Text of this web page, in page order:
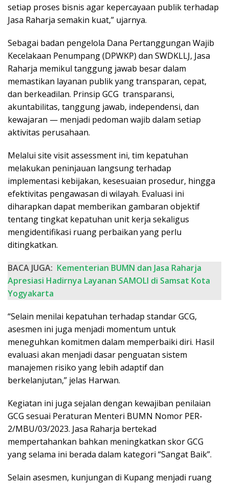
setiap proses bisnis agar kepercayaan publik terhadap
Jasa Raharja semakin kuat,” ujarnya.
Sebagai badan pengelola Dana Pertanggungan Wajib
Kecelakaan Penumpang (DPWKP) dan SWDKLLJ, Jasa
Raharja memikul tanggung jawab besar dalam
memastikan layanan publik yang transparan, cepat,
dan berkeadilan. Prinsip GCG transparansi,
akuntabilitas, tanggung jawab, independensi, dan
kewajaran — menjadi pedoman wajib dalam setiap
aktivitas perusahaan.
Melalui site visit assessment ini, tim kepatuhan
melakukan peninjauan langsung terhadap
implementasi kebijakan, kesesuaian prosedur, hingga
efektivitas pengawasan di wilayah. Evaluasi ini
diharapkan dapat memberikan gambaran objektif
tentang tingkat kepatuhan unit kerja sekaligus
mengidentifikasi ruang perbaikan yang perlu
ditingkatkan.
BACA JUGA: Kementerian BUMN dan Jasa Raharja
Apresiasi Hadirnya Layanan SAMOLI di Samsat Kota
Yogyakarta
“Selain menilai kepatuhan terhadap standar GCG,
asesmen ini juga menjadi momentum untuk
meneguhkan komitmen dalam memperbaiki diri. Hasil
evaluasi akan menjadi dasar penguatan sistem
manajemen risiko yang lebih adaptif dan
berkelanjutan,” jelas Harwan.
Kegiatan ini juga sejalan dengan kewajiban penilaian
GCG sesuai Peraturan Menteri BUMN Nomor PER-
2/MBU/03/2023. Jasa Raharja bertekad
mempertahankan bahkan meningkatkan skor GCG
yang selama ini berada dalam kategori “Sangat Baik”.
Selain asesmen, kunjungan di Kupang menjadi ruang